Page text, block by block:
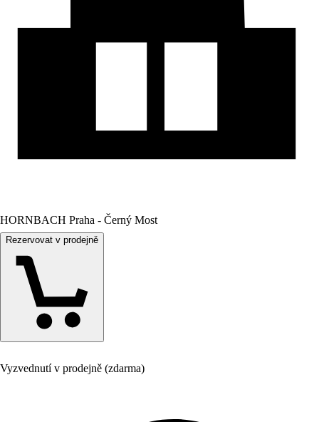
HORNBACH Praha - Černý Most
Rezervovat v prodejně
Vyzvednutí v prodejně (zdarma)